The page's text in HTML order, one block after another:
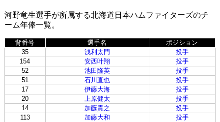
河野竜生選手が所属する北海道日本ハムファイターズのチ
ーム年俸一覧。
背番号 選手名
ポジション
35
浅利太門
投手
154
安西叶翔
投手
52
池田隆英
投手
51
石川直也
投手
17
伊藤大海
投手
20
上原健太
投手
14
加藤貴之
投手
113
加藤大和
投手